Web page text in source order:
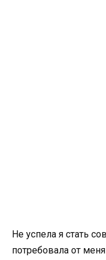
Не успела я стать
потребовала от